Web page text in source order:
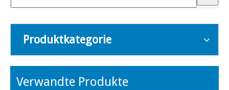
Produktkategorie
Verwandte Produkte